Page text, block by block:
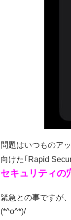
問題はいつものア
向けた｢Rapid
セキュリティの
緊急との事ですが
(*^o^*)/